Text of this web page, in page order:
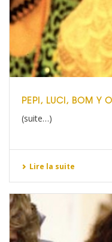
PEPI, LUCI, BOM Y
(suite…)
Lire la suite